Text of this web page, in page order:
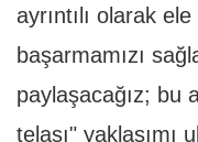
ayrıntılı olarak
başarmamızı
paylaşacağız; bu
telaşı" yaklaşımı